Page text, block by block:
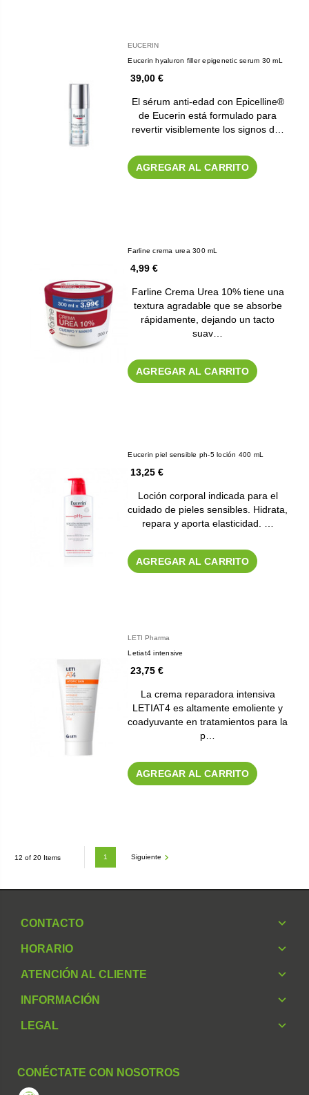
EUCERIN
Eucerin hyaluron filler epigenetic serum 30 mL
39,00 €
El sérum anti-edad con Epicelline®
de Eucerin está formulado para
revertir visiblemente los signos d…
AGREGAR AL CARRITO
Farline crema urea 300 mL
4,99 €
Farline Crema Urea 10% tiene una
textura agradable que se absorbe
rápidamente, dejando un tacto
suav…
AGREGAR AL CARRITO
Eucerin piel sensible ph-5 loción 400 mL
13,25 €
Loción corporal indicada para el
cuidado de pieles sensibles. Hidrata,
repara y aporta elasticidad. …
AGREGAR AL CARRITO
LETI Pharma
Letiat4 intensive
23,75 €
La crema reparadora intensiva
LETIAT4 es altamente emoliente y
coadyuvante en tratamientos para la
p…
AGREGAR AL CARRITO
12 of 20 Items 1 Siguiente
CONTACTO
HORARIO
ATENCIÓN AL CLIENTE
INFORMACIÓN
LEGAL
CONÉCTATE CON NOSOTROS